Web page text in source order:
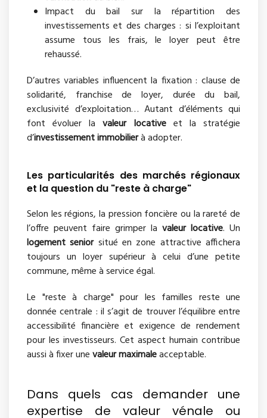
Impact du bail sur la répartition des
investissements et des charges : si l’exploitant
assume tous les frais, le loyer peut être
rehaussé.
D’autres variables influencent la fixation : clause de
solidarité, franchise de loyer, durée du bail,
exclusivité d’exploitation… Autant d’éléments qui
font évoluer lavaleur locativeet la stratégie
d’investissement immobilierà adopter.
Les particularités des marchés régionaux
et la question du "reste à charge"
Selon les régions, la pression foncière ou la rareté de
l’offre peuvent faire grimper la valeur locative. Un
logement seniorsitué en zone attractive affichera
toujours un loyer supérieur à celui d’une petite
commune, même à service égal.
Le "reste à charge" pour les familles reste une
donnée centrale : il s’agit de trouver l’équilibre entre
accessibilité financière et exigence de rendement
pour les investisseurs. Cet aspect humain contribue
aussi à fixer unevaleur maximaleacceptable.
Dans quels cas demander une
expertise de valeur vénale ou